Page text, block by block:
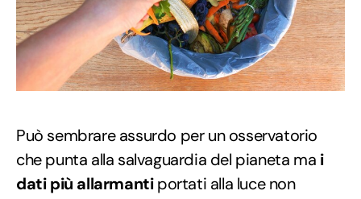
Può sembrare assurdo per un osservatorio
che punta alla salvaguardia del pianeta ma i
dati più allarmantiportati alla luce non